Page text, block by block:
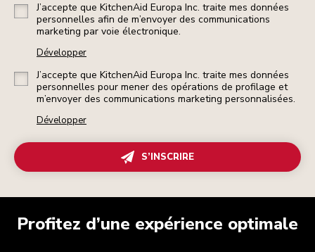
J’accepte que KitchenAid Europa Inc. traite mes données
personnelles afin de m’envoyer des communications
marketing par voie électronique.
Développer
J’accepte que KitchenAid Europa Inc. traite mes données
personnelles pour mener des opérations de profilage et
m’envoyer des communications marketing personnalisées.
Développer
S’INSCRIRE
Profitez d’une expérience optimale